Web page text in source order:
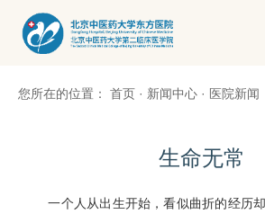
您所在的位置： 首页 · 新闻中心 · 医院新闻
生命无常
一个人从出生开始，看似曲折的经历却